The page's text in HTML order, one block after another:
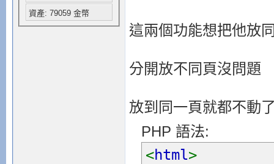
資產: 79059 金幣
這兩個功能想把他放
分開放不同頁沒問題
放到同一頁就都不動
PHP 語法:
<html>